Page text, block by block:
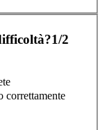
1/2
correttamente